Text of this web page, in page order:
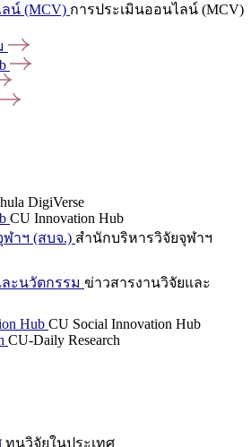
น์ (MCV) การประเมินออนไลน์ (MCV)
DigiVerse
CU Innovation Hub
าฯ (สบจ.) สำนักบริหารวิจัยจุฬาฯ
ะนวัตกรรม ข่าวสารงานวิจัยและ
Hub CU Social Innovation Hub
CU-Daily Research
ทุนวิจัยในประเทศ